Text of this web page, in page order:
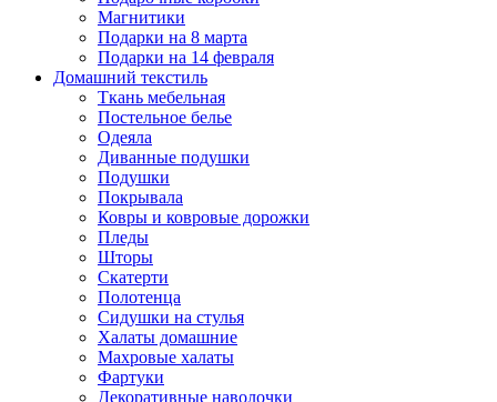
Магнитики
Подарки на 8 марта
Подарки на 14 февраля
Домашний текстиль
Ткань мебельная
Постельное белье
Одеяла
Диванные подушки
Подушки
Покрывала
Ковры и ковровые дорожки
Пледы
Шторы
Скатерти
Полотенца
Сидушки на стулья
Халаты домашние
Махровые халаты
Фартуки
Декоративные наволочки